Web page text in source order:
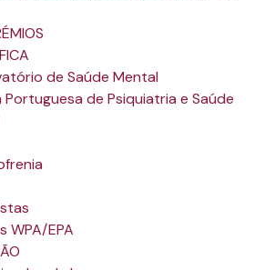
de Saúde Mental
Portuguesa de Psiquiatria e Saúde
WPA/EPA